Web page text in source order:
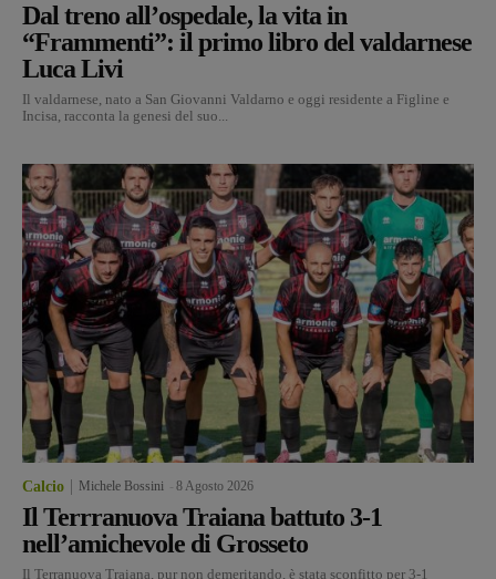
Dal treno all’ospedale, la vita in
“Frammenti”: il primo libro del valdarnese
Luca Livi
Il valdarnese, nato a San Giovanni Valdarno e oggi residente a Figline e
Incisa, racconta la genesi del suo...
Calcio Michele Bossini 8 Agosto 2026
Il Terrranuova Traiana battuto 3-1
nell’amichevole di Grosseto
Il Terranuova Traiana, pur non demeritando, è stata sconfitto per 3-1